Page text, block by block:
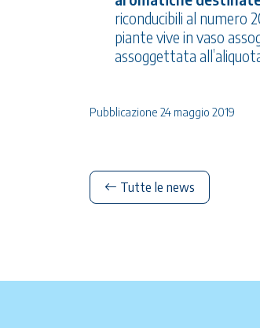
riconducibili al numero
piante vive in vaso
assoggettata
Pubblicazione 24 maggio 2019
Tutte le news